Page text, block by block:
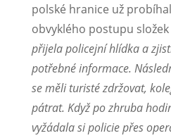
polské hranice už
obvyklého postupu složek
přijela policejní hlídka a
potřebné informace.
se měli turisté zdržovat,
pátrat. Když po zhruba
vyžádala si policie přes